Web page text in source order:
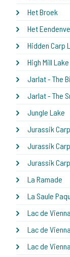
Het Broek
Het
Hidden Carp
High Mill Lake
Jarlat - The
Jarlat - The
Jungle Lake
Jurassik
Jurassik
Jurassik
La Ramade
La Saule
Lac de
Lac de
Lac de